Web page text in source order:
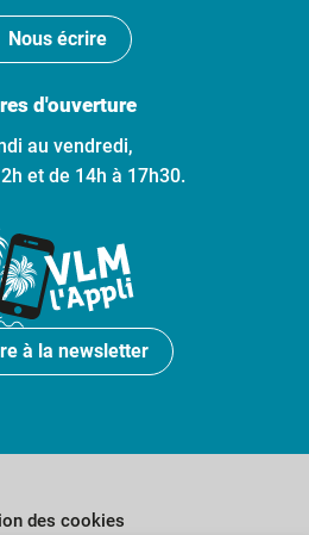
Nous écrire
d'ouverture
au vendredi,
et de 14h à 17h30.
à la newsletter
des cookies